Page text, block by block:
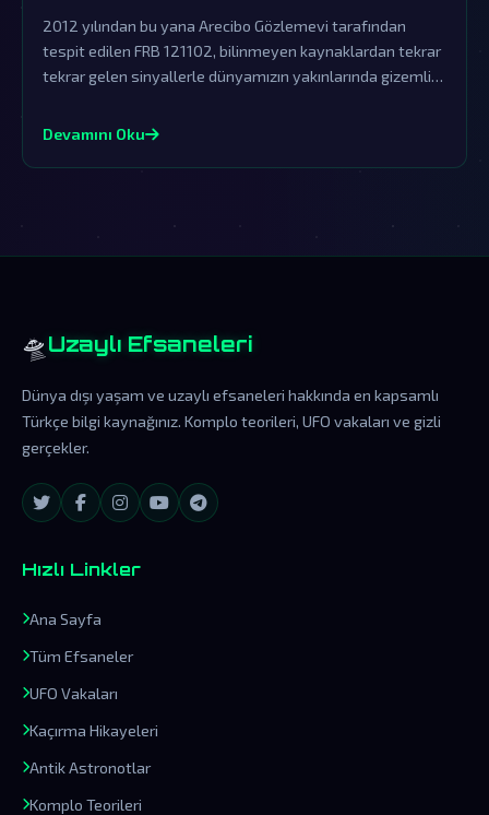
2012 yılından bu yana Arecibo Gözlemevi tarafından
tespit edilen FRB 121102, bilinmeyen kaynaklardan tekrar
tekrar gelen sinyallerle dünyamızın yakınlarında gizemli
Devamını Oku
🛸 Uzaylı Efsaneleri
Dünya dışı yaşam ve uzaylı efsaneleri hakkında en kapsamlı
Türkçe bilgi kaynağınız. Komplo teorileri, UFO vakaları ve gizli
gerçekler.
Hızlı Linkler
Ana Sayfa
Tüm Efsaneler
UFO Vakaları
Kaçırma Hikayeleri
Antik Astronotlar
Komplo Teorileri